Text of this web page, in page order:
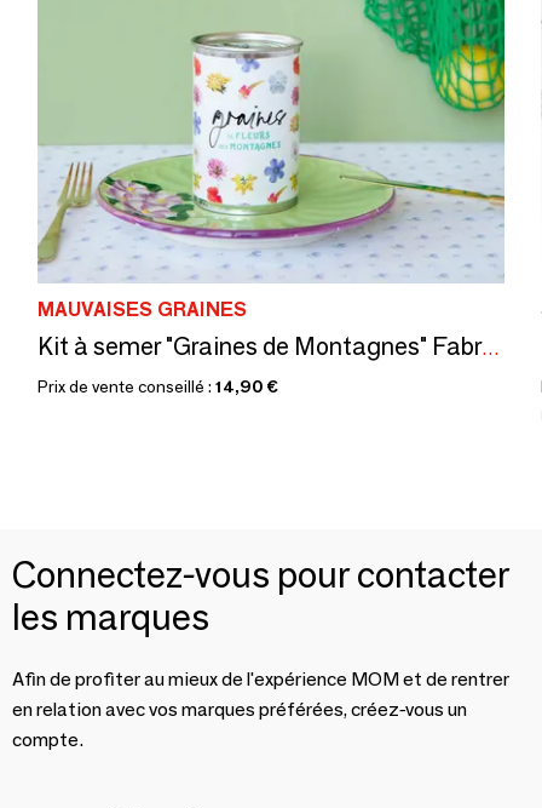
MAUVAISES GRAINES
Kit à semer "Graines de Montagnes" Fabriqué en France
Prix de vente conseillé : 14,90 €
Connectez-vous pour contacter
les marques
Afin de profiter au mieux de l'expérience MOM et de rentrer
en relation avec vos marques préférées, créez-vous un
compte.